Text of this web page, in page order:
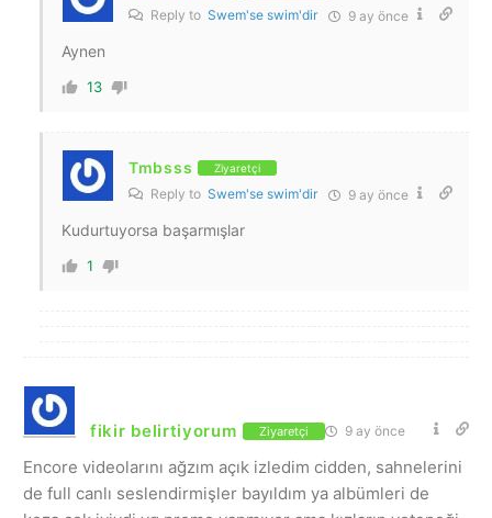
Reply to Swem'se swim'dir 9 ay önce
Aynen
13
Tmbsss Ziyaretçi
Reply to Swem'se swim'dir 9 ay önce
Kudurtuyorsa başarmışlar
1
fikir belirtiyorum Ziyaretçi 9 ay önce
Encore videolarını ağzım açık izledim cidden, sahnelerini
de full canlı seslendirmişler bayıldım ya albümleri de